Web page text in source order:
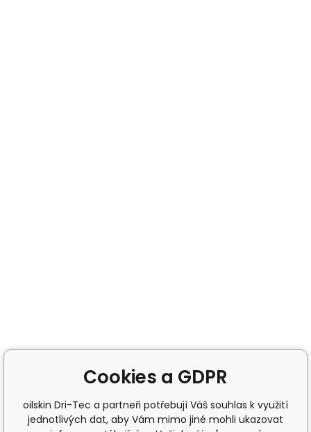
Cookies a GDPR
oilskin Dri-Tec a partneři potřebují Váš souhlas k využití
jednotlivých dat, aby Vám mimo jiné mohli ukazovat